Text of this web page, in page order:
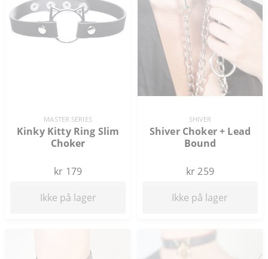
MASTER SERIES
Kinky Kitty Ring Slim
Choker
kr 179
Ikke på lager
SHIVER
Shiver Choker + Lead
Bound
kr 259
Ikke på lager